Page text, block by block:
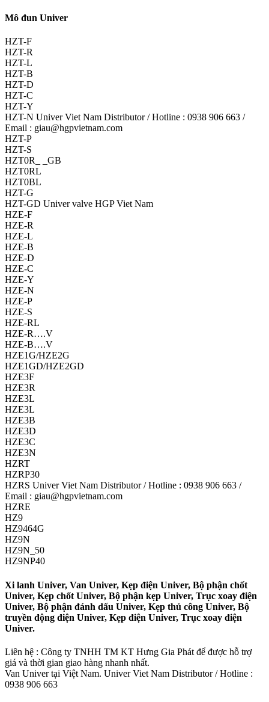
Mô đun Univer
HZT-F
HZT-R
HZT-L
HZT-B
HZT-D
HZT-C
HZT-Y
HZT-N Univer Viet Nam Distributor / Hotline : 0938 906 663 /
Email : giau@hgpvietnam.com
HZT-P
HZT-S
HZT0R_ _GB
HZT0RL
HZT0BL
HZT-G
HZT-GD Univer valve HGP Viet Nam
HZE-F
HZE-R
HZE-L
HZE-B
HZE-D
HZE-C
HZE-Y
HZE-N
HZE-P
HZE-S
HZE-RL
HZE-R….V
HZE-B….V
HZE1G/HZE2G
HZE1GD/HZE2GD
HZE3F
HZE3R
HZE3L
HZE3L
HZE3B
HZE3D
HZE3C
HZE3N
HZRT
HZRP30
HZRS Univer Viet Nam Distributor / Hotline : 0938 906 663 /
Email : giau@hgpvietnam.com
HZRE
HZ9
HZ9464G
HZ9N
HZ9N_50
HZ9NP40
Xi lanh Univer, Van Univer, Kẹp điện Univer, Bộ phận chốt
Univer, Kẹp chốt Univer, Bộ phận kẹp Univer, Trục xoay điện
Univer, Bộ phận đánh dấu Univer, Kẹp thủ công Univer, Bộ
truyền động điện Univer, Kẹp điện Univer, Trục xoay điện
Univer.
Liên hệ : Công ty TNHH TM KT Hưng Gia Phát để được hỗ trợ
giá và thời gian giao hàng nhanh nhất.
Van Univer tại Việt Nam. Univer Viet Nam Distributor / Hotline :
0938 906 663